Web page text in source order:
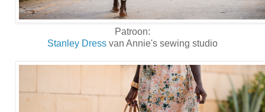
Patroon:
Stanley Dress van Annie's sewing studio